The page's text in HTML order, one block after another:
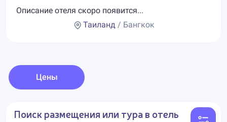
Описание отеля скоро появится...
Таиланд / Бангкок
Цены
Поиск размещения или тура в отель